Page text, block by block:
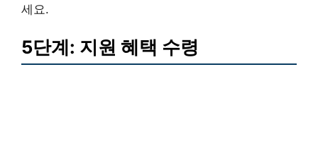
세요.
5단계: 지원 혜택 수령